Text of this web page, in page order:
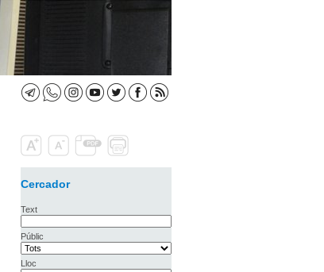
Cercador
Text
Públic
Lloc